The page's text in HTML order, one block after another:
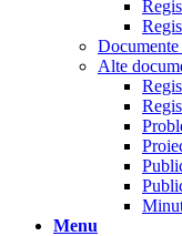
Alte
Menu